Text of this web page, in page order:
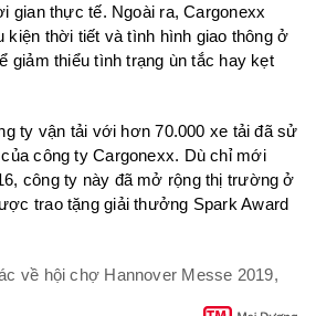
gian thực tế. Ngoài ra, Cargonexx
kiện thời tiết và tình hình giao thông ở
giảm thiểu tình trạng ùn tắc hay kẹt
ty vận tải với hơn 70.000 xe tải đã sử
công ty Cargonexx. Dù chỉ mới
công ty này đã mở rộng thị trường ở
trao tặng giải thưởng Spark Award
về hội chợ Hannover Messe 2019,